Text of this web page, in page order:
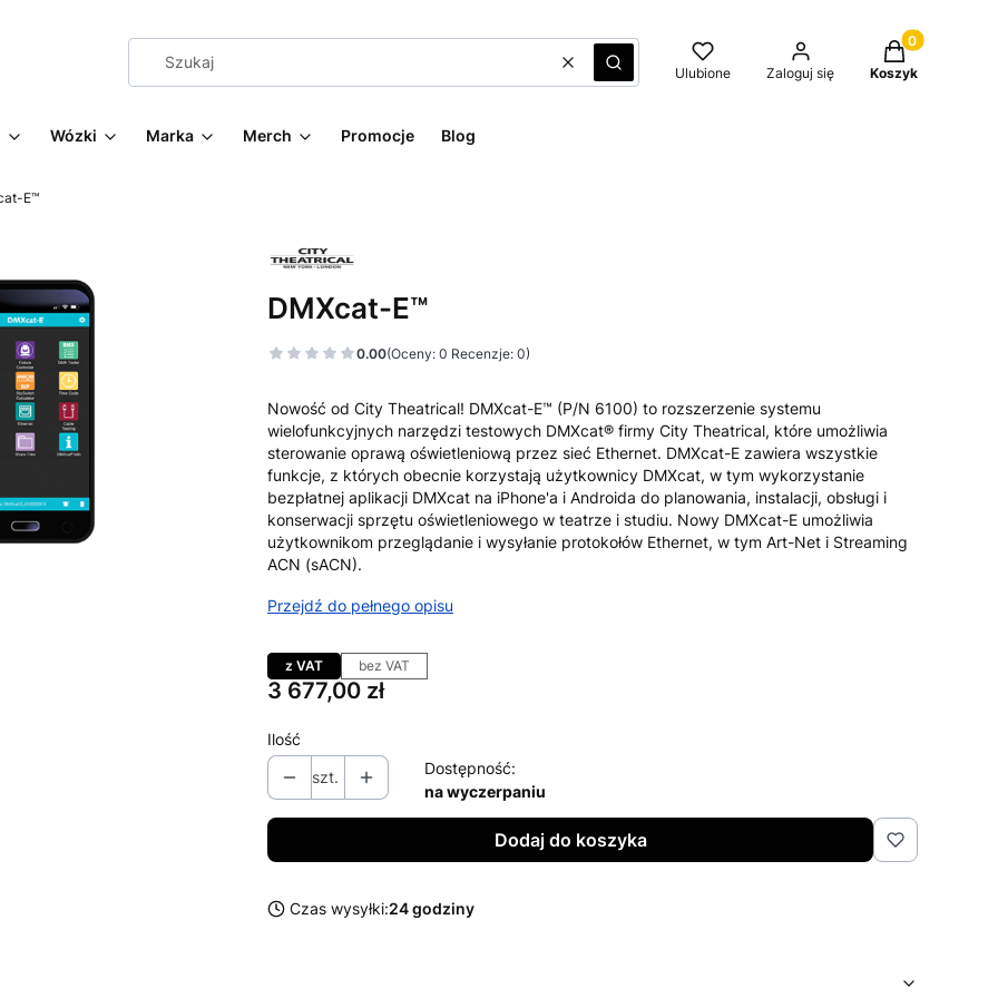
WyczyśćSzukaj Ulubione Zaloguj się
Produkty w
Koszyk
Wózki Marka Merch Promocje Blog
E™
DMXcat-E™
0.00(Oceny: 0 Recenzje: 0)
Nowość od City Theatrical! DMXcat-E™ (P/N 6100) to rozszerzenie systemu
wielofunkcyjnych narzędzi testowych DMXcat® firmy City Theatrical, które umożliwia
sterowanie oprawą oświetleniową przez sieć Ethernet. DMXcat-E zawiera wszystkie
funkcje, z których obecnie korzystają użytkownicy DMXcat, w tym wykorzystanie
bezpłatnej aplikacji DMXcat na iPhone'a i Androida do planowania, instalacji, obsługi i
konserwacji sprzętu oświetleniowego w teatrze i studiu. Nowy DMXcat-E umożliwia
użytkownikom przeglądanie i wysyłanie protokołów Ethernet, w tym Art-Net i Streaming
ACN (sACN).
Przejdź do pełnego opisu
z VAT bez VAT
Cena
3 677,00 zł
Ilość
szt.
Dostępność:
na wyczerpaniu
Dodaj do koszyka
Czas wysyłki:24 godziny